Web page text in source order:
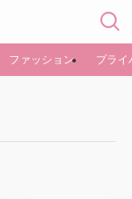
ファッション プライ